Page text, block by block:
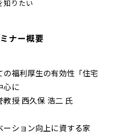
知りたい
ナー概要
の福利厚生の有効性「住宅
心に
授 西久保 浩二 氏
ション向上に資する家